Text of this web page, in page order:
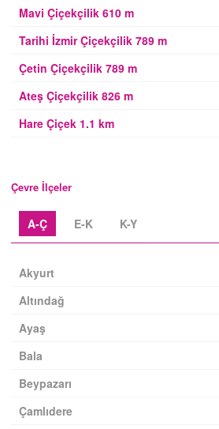
Mavi Çiçekçilik 610 m
Tarihi İzmir Çiçekçilik 789 m
Çetin Çiçekçilik 789 m
Ateş Çiçekçilik 826 m
Hare Çiçek 1.1 km
Çevre İlçeler
A-Ç E-K K-Y
Akyurt
Altındağ
Ayaş
Bala
Beypazarı
Çamlıdere